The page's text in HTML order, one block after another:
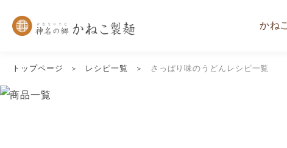
かね
トップページ レシピ一覧 さっぱり味のうどんレシピ一覧